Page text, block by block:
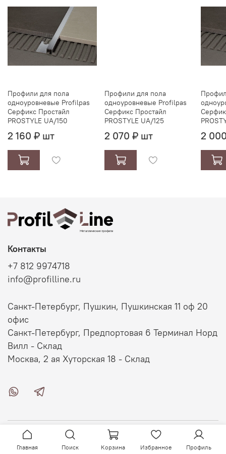
Профили для пола
одноуровневые Profilpas
Серфикс Простайл
PROSTYLE UA/150
2 160 ₽ шт
Профили для пола
одноуровневые Profilpas
Серфикс Простайл
PROSTYLE UA/125
2 070 ₽ шт 2
О магазине
Контакты
+7 812 9974718
info@profilline.ru
Санкт-Петербург, Пушкин, Пушкинская 11 оф 20
офис
Санкт-Петербург, Предпортовая 6 Терминал Норд
Вилл - Склад
Москва, 2 ая Хуторская 18 - Склад
Главная Поиск Корзина Избранное Профиль